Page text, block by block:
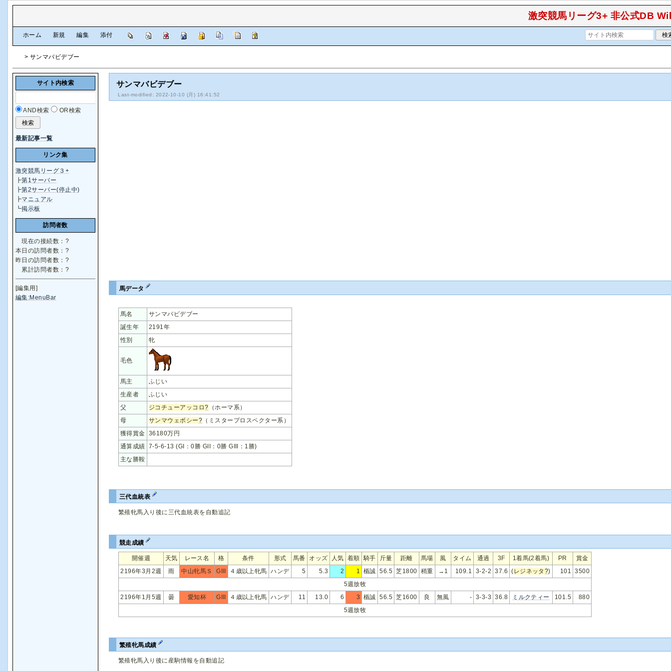
激突競馬リーグ3+ 非公式DB
ホーム 新規 編集 添付
> サンマバビデブー
サンマバビデブー
Last-modified: 2022-10-10 (月) 16:41:52
馬データ
馬名
サンマバビデブー
誕生年
2191年
性別
牝
毛色
馬主
ふじい
生産者
ふじい
父
ジコチューアッコロ? （ホーマ系）
母
サンマウェボシー? （ミスタープロスペクター系）
獲得賞金 36180万円
通算成績 7-5-6-13 (GI：0勝 GII：0勝 GIII：1勝)
主な勝鞍
三代血統表
繁殖牝馬入り後に三代血統表を自動追記
競走成績
開催週 天気 レース名 格 条件 形式 馬番 オッズ 人気 着順 騎手 斤量 距離 馬場 風 タイム 通過 3F 1着馬(2着馬) PR
賞金
2196年3月2週
雨 中山牝馬Ｓ GIII ４歳以上牝馬 ハンデ 5 5.3 2 1 楯誠 56.5 芝1800 稍重 →1 109.1 3-2-2 37.6 (レジネッタ ?) 101 3500
5週放牧
2196年1月5週
曇 愛知杯 GIII ４歳以上牝馬 ハンデ 11 13.0 6 3 楯誠 56.5 芝1600 良 無風 - 3-3-3 36.8 ミルクティー 101.5
880
5週放牧
繁殖牝馬成績
繁殖牝馬入り後に産駒情報を自動追記
サイト内検索
AND検索 OR検索
最新記事一覧
リンク集
激突競馬リーグ３+
┣第1サーバー
┣第2サーバー(停止中)
┣マニュアル
┗掲示板
訪問者数
現在の接続数： ?
本日の訪問者数： ?
昨日の訪問者数： ?
累計訪問者数： ?
[編集用]
編集:MenuBar